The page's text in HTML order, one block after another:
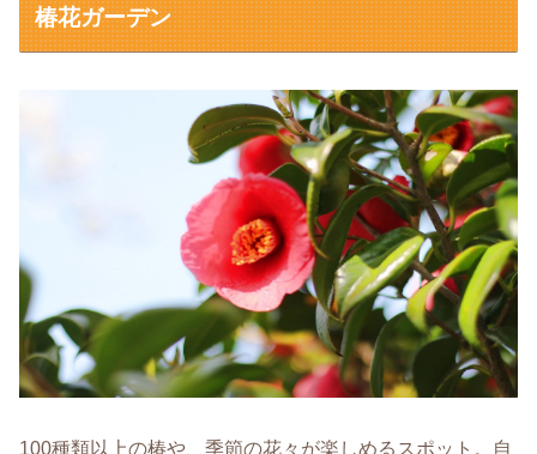
椿花ガーデン
100種類以上の椿や、季節の花々が楽しめるスポット。自